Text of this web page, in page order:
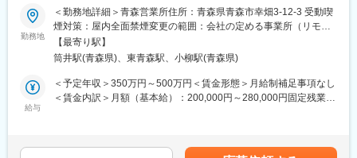
変更の範囲：会社の定める業務
い方も歓迎！社会貢献性の高い仕事◆◇
【はじめに】
当ポジションはフィールドエンジニアと言われる、自社製品を購
入されたお客様先へ出向き、機械やシステムのメンテナンスを行
う技術職となります。
メンテナンススキルの市場価値は上昇の一途を辿っており、同社
【業務内容】
勤務地
＜勤務地詳細＞青森営業所住所：青森県青森市幸畑3-12-3 受動喫
煙対策：屋内全面禁煙変更の範囲：会社の定める事業所（リモー
トワーク含む）
【最寄り駅】
筒井駅(青森県)、東青森駅、小柳駅(青森県)
給与
＜予定年収＞350万円～500万円＜賃金形態＞月給制補足事項なし
＜賃金内訳＞月額（基本給）：200,000円～280,000円固定残業手
＞※給与詳細は、年齢・スキルを考慮し決定します。■昇給：年1